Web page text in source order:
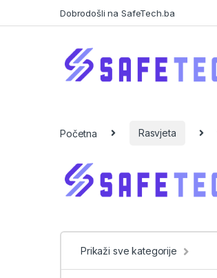
Dobrodošli na SafeTech.ba
Početna Rasvjeta
Prikaži sve kategorije